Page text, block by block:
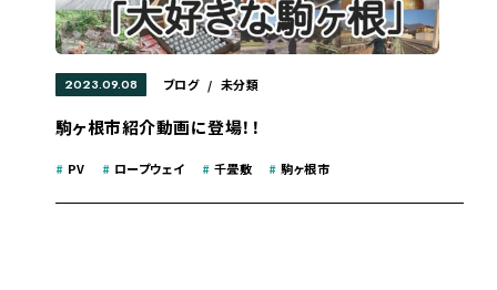
2023.09.08 ブログ / 未分類
駒ヶ根市紹介動画に登場！！
# PV # ロープウェイ # 千畳敷 #駒ヶ根市